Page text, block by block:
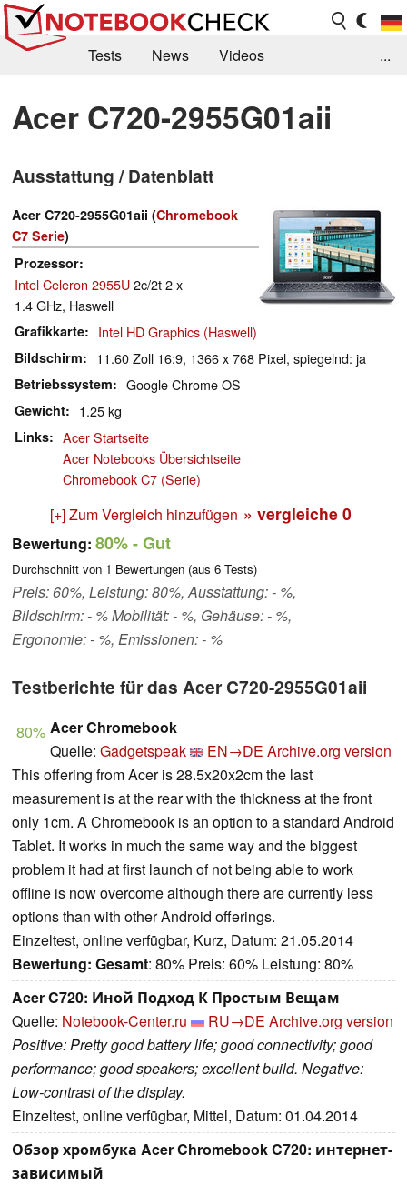
Tests News
Videos
Kaufberatung
Deals Suche
Jobs
Forum
...
Acer C720-2955G01aii
Ausstattung / Datenblatt
Acer C720-2955G01aii (Chromebook
C7 Serie)
Prozessor
Intel Celeron 2955U2c/2t 2 x
1.4 GHz, Haswell
Grafikkarte Intel HD Graphics (Haswell)
Bildschirm 11.60 Zoll 16:9, 1366 x 768 Pixel, spiegelnd: ja
Betriebssystem Google Chrome OS
Gewicht 1.25 kg
Links
Acer Startseite
Acer Notebooks Übersichtseite
Chromebook C7 (Serie)
[+] Zum Vergleich hinzufügen » vergleiche 0
Bewertung: 80%- Gut
Durchschnitt von 1 Bewertungen (aus 6 Tests)
Preis: 60%, Leistung: 80%, Ausstattung: - %,
Bildschirm: - % Mobilität: - %, Gehäuse: - %,
Ergonomie: - %, Emissionen: - %
Testberichte für das Acer C720-2955G01aii
80% Acer Chromebook
Quelle: Gadgetspeak EN→DE Archive.org version
This offering from Acer is 28.5x20x2cm the last
measurement is at the rear with the thickness at the front
only 1cm. A Chromebook is an option to a standard Android
Tablet. It works in much the same way and the biggest
problem it had at first launch of not being able to work
offline is now overcome although there are currently less
options than with other Android offerings.
Einzeltest, online verfügbar, Kurz, Datum: 21.05.2014
Bewertung: Gesamt: 80% Preis: 60% Leistung: 80%
Acer C720: Иной Подход К Простым Вещам
Quelle: Notebook-Center.ru RU→DE Archive.org version
Positive: Pretty good battery life; good connectivity; good
performance; good speakers; excellent build. Negative:
Low-contrast of the display.
Einzeltest, online verfügbar, Mittel, Datum: 01.04.2014
Обзор хромбука Acer Chromebook C720: интернет-
зависимый